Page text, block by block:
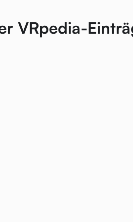
VRpedia-